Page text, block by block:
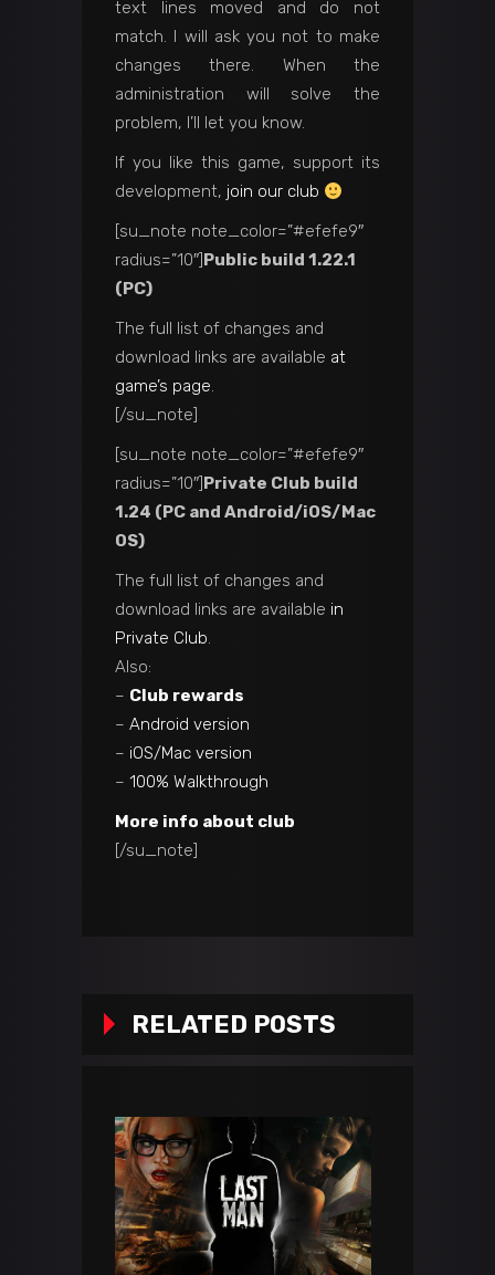
text lines moved and do not
match. I will ask you not to make
changes there. When the
administration will solve the
problem, I’ll let you know.
If you like this game, support its
development, join our club
[su_note note_color=”#efefe9″
radius=”10″] Public build 1.22.1
(PC)
The full list of changes and
download links are available at
game’s page.
[/su_note]
[su_note note_color=”#efefe9″
radius=”10″] Private Club build
1.24 (PC and Android/iOS/Mac
OS)
The full list of changes and
download links are available in
Private Club.
Also:
– Club rewards
– Android version
– iOS/Mac version
– 100% Walkthrough
More info about club
[/su_note]
RELATED POSTS